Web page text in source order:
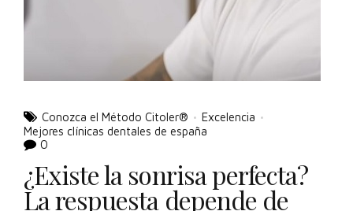
Conozca el Método Citoler®
Excelencia
Mejores clínicas dentales de españa
0
¿Existe la sonrisa perfecta?
La respuesta depende de